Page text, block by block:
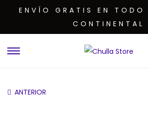
ENVÍO GRATIS EN TODO
CONTINENTAL
ANTERIOR